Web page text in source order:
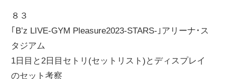
８３
｢B’z LIVE-GYM Pleasure2023-STARS-｣アリーナ･ス
タジアム
1日目と2日目セトリ(セットリスト)とディスプレイ
のセット考察